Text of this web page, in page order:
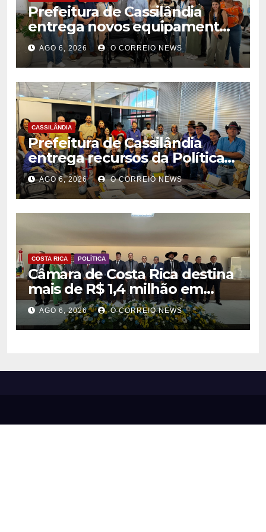
Prefeitura de Cassilândia
entrega novos equipamentos
para fortalecer atendimento
na rede municipal de saúde
AGO 6, 2026 O CORREIO NEWS
CASSILÂNDIA
Prefeitura de Cassilândia
entrega recursos da Política
Nacional Aldir Blanc a
agentes culturais
AGO 6, 2026 O CORREIO NEWS
COSTA RICA POLÍTICA
Câmara de Costa Rica destina
mais de R$ 1,4 milhão em
emendas para investimentos
em diversas áreas
AGO 6, 2026 O CORREIO NEWS